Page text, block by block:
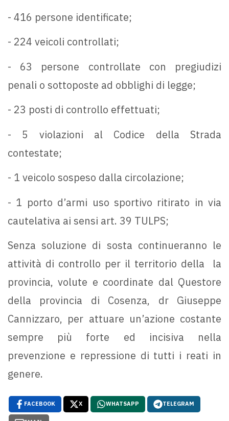
- 416 persone identificate;
- 224 veicoli controllati;
- 63 persone controllate con pregiudizi
penali o sottoposte ad obblighi di legge;
- 23 posti di controllo effettuati;
- 5 violazioni al Codice della Strada
contestate;
- 1 veicolo sospeso dalla circolazione;
- 1 porto d’armi uso sportivo ritirato in via
cautelativa ai sensi art. 39 TULPS;
Senza soluzione di sosta continueranno le
attività di controllo per il territorio della la
provincia, volute e coordinate dal Questore
della provincia di Cosenza, dr Giuseppe
Cannizzaro, per attuare un’azione costante
sempre più forte ed incisiva nella
prevenzione e repressione di tutti i reati in
genere.
FACEBOOK X WHATSAPP TELEGRAM